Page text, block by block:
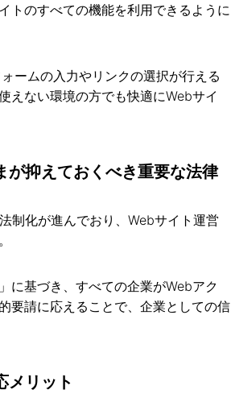
トのすべての機能を利用できるように
ームの入力やリンクの選択が行える
えない環境の方でも快適にWebサイ
抑えておくべき重要な法律
制化が進んでおり、Webサイト運営
に基づき、すべての企業がWebアク
要請に応えることで、企業としての信
メリット